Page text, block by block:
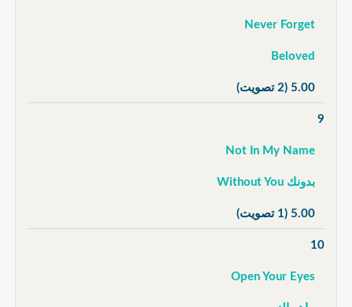
Never Forget
Beloved
5.00 (2 تصويت)
9
Not In My Name
بدونك Without You
5.00 (1 تصويت)
10
Open Your Eyes